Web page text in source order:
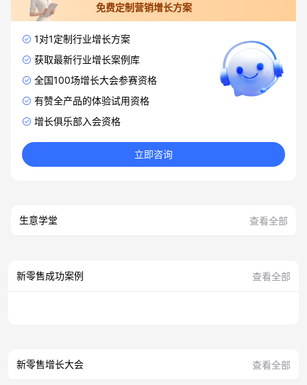
免费定制营销增长方案
1对1定制行业增长方案
获取最新行业增长案例库
全国100场增长大会参赛资格
有赞全产品的体验试用资格
增长俱乐部入会资格
立即咨询
生意学堂 查看全部
新零售成功案例 查看全部
新零售增长大会 查看全部